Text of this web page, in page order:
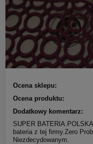
Ocena sklepu:
Ocena produktu:
Dodatkowy komentarz:
SUPER
bateria z tej firmy.Zero
Niezdecydowanym.